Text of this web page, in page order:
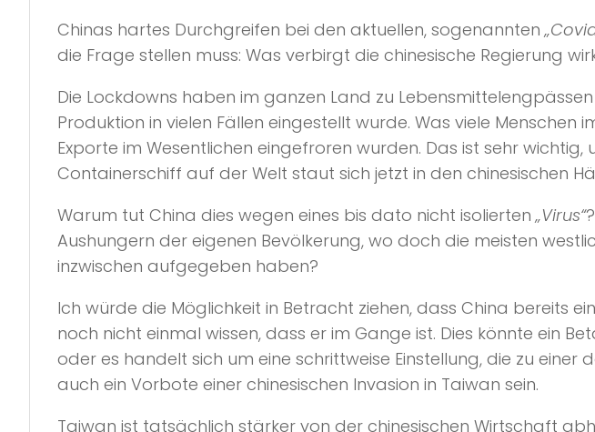
Chinas hartes Durchgreifen bei den aktuellen, sogenannten
die Frage stellen muss: Was verbirgt die chinesische Regierung
Die Lockdowns haben im ganzen Land zu
Produktion in vielen Fällen eingestellt wurde. Was viele Menschen
Exporte im Wesentlichen eingefroren wurden. Das ist sehr
Containerschiff auf der Welt staut sich jetzt in den chinesischen
Warum tut China dies wegen eines bis dato nicht isolierten„Virus“
Aushungern der eigenen Bevölkerung, wo doch die meisten
inzwischen aufgegeben haben?
Ich würde die Möglichkeit in Betracht ziehen, dass China bereits
noch nicht einmal wissen, dass er im Gange ist. Dies könnte ein
oder es handelt sich um eine schrittweise Einstellung, die zu
auch ein Vorbote einer chinesischen Invasion in Taiwan sein.
Taiwan ist tatsächlich stärker von der chinesischen Wirtschaft